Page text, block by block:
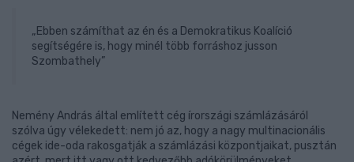
„Ebben számíthat az én és a Demokratikus Koalíció
segítségére is, hogy minél több forráshoz jusson
Szombathely”
Nemény András által említett cég írországi számlázásáról
szólva úgy vélekedett: nem jó az, hogy a nagy multinacionális
cégek ide-oda rakosgatják a számlázási központjaikat, pusztán